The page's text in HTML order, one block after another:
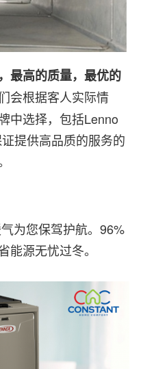
最高的质量，最优的
会根据客人实际情
中选择，包括Lenno
提供高品质的服务的
为您保驾护航。96%
能源无忧过冬。